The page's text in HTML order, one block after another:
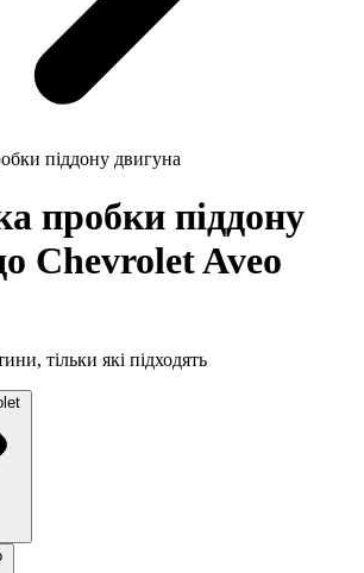
піддону двигуна
пробки піддону
Chevrolet Aveo
тільки які підходять